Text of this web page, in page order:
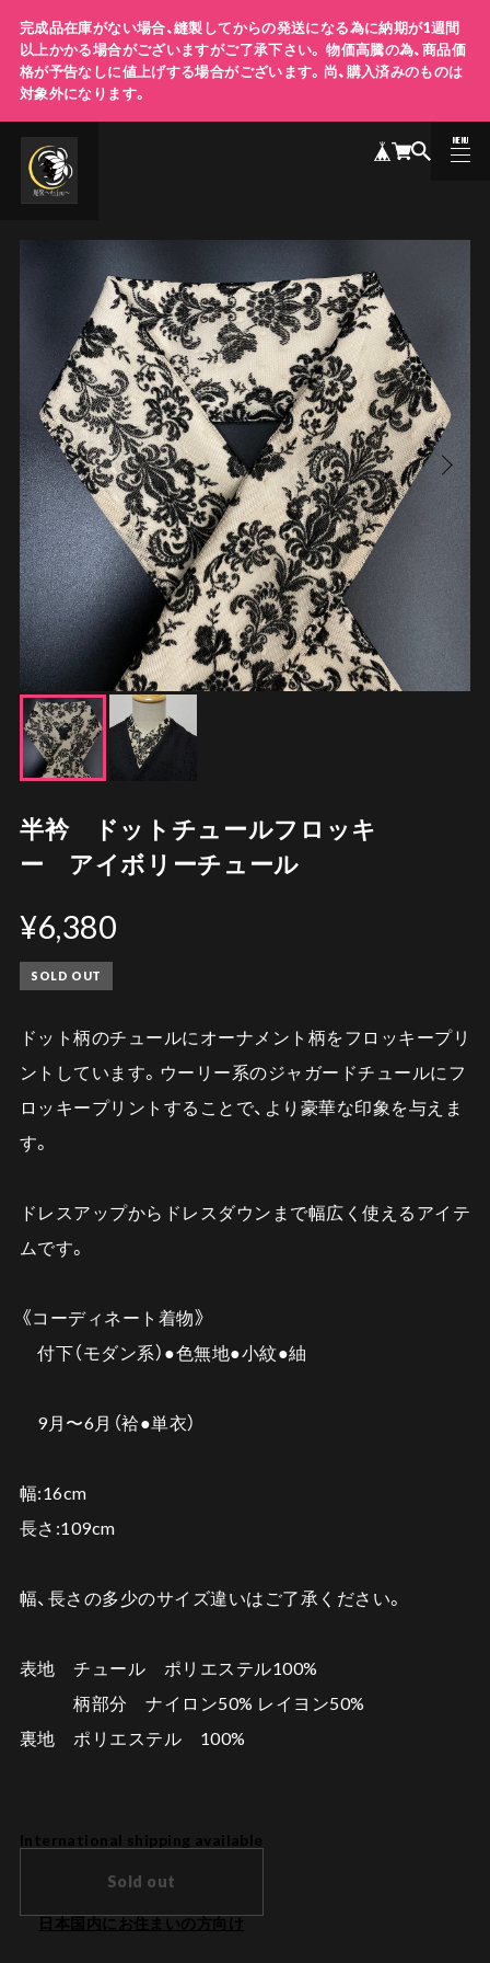
完成品在庫がない場合、縫製してからの発送になる為に納期が1週間
以上かかる場合がございますがご了承下さい。 物価高騰の為、商品価
格が予告なしに値上げする場合がございます。尚、購入済みのものは
対象外になります。
MENU
CLOSE
半衿 ドットチュールフロッキ
ー アイボリーチュール
¥6,380
SOLD OUT
ドット柄のチュールにオーナメント柄をフロッキープリ
ントしています。ウーリー系のジャガードチュールにフ
ロッキープリントすることで、より豪華な印象を与えま
す。
ドレスアップからドレスダウンまで幅広く使えるアイテ
ムです。
《コーディネート着物》
付下（モダン系）●色無地●小紋●紬
9月〜6月（袷●単衣）
幅:16cm
長さ:109cm
幅、長さの多少のサイズ違いはご了承ください。
表地 チュール ポリエステル100%
柄部分 ナイロン50% レイヨン50%
裏地 ポリエステル 100%
International shipping available
Sold out
日本国内にお住まいの方向け